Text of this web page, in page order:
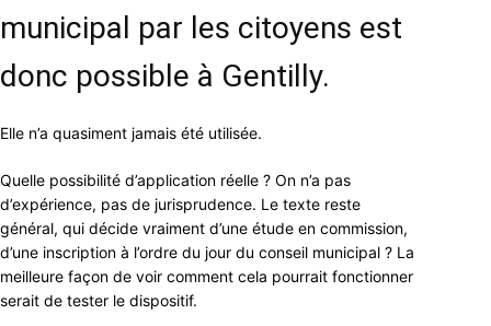
municipal par les citoyens est
donc possible à Gentilly.
Elle n’a quasiment jamais été utilisée.
Quelle possibilité d’application réelle ? On n’a pas
d’expérience, pas de jurisprudence. Le texte reste
général, qui décide vraiment d’une étude en commission,
d’une inscription à l’ordre du jour du conseil municipal ? La
meilleure façon de voir comment cela pourrait fonctionner
serait de tester le dispositif.